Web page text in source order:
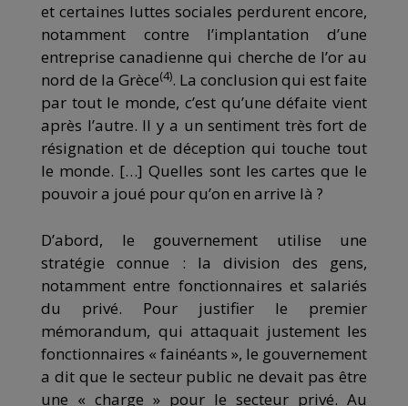
et certaines luttes sociales perdurent encore,
notamment contre l’implantation d’une
entreprise canadienne qui cherche de l’or au
nord de la Grèce(4). La conclusion qui est faite
par tout le monde, c’est qu’une défaite vient
après l’autre. Il y a un sentiment très fort de
résignation et de déception qui touche tout
le monde. […] Quelles sont les cartes que le
pouvoir a joué pour qu’on en arrive là ?
D’abord, le gouvernement utilise une
stratégie connue : la division des gens,
notamment entre fonctionnaires et salariés
du privé. Pour justifier le premier
mémorandum, qui attaquait justement les
fonctionnaires « fainéants », le gouvernement
a dit que le secteur public ne devait pas être
une « charge » pour le secteur privé. Au